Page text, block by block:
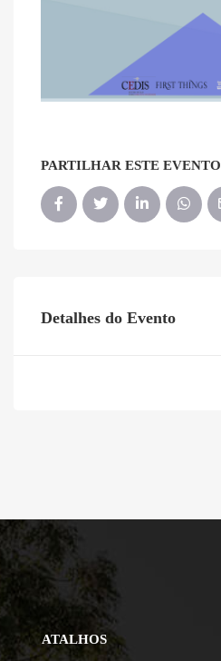
PARTILHAR ESTE EVENTO
Detalhes do Evento
ATALHOS